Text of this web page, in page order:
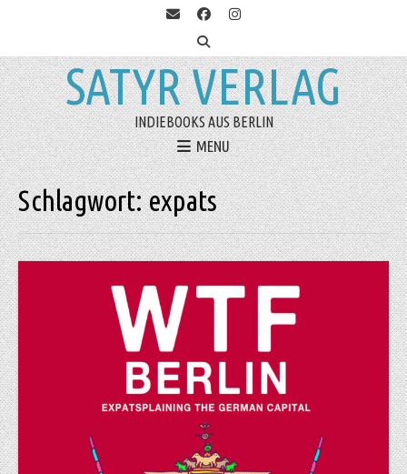
SATYR VERLAG
INDIEBOOKS AUS BERLIN
MENU
Schlagwort:expats